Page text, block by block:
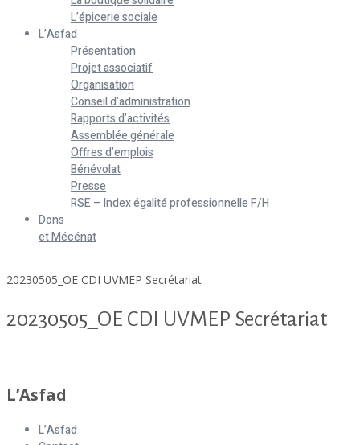
L’épicerie sociale
L’Asfad
Présentation
Projet associatif
Organisation
Conseil d’administration
Rapports d’activités
Assemblée générale
Offres d’emplois
Bénévolat
Presse
RSE – Index égalité professionnelle F/H
Dons
et Mécénat
20230505_OE CDI UVMEP Secrétariat
20230505_OE CDI UVMEP Secrétariat
L’Asfad
L’Asfad